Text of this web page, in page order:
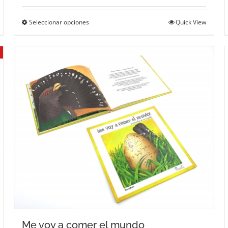
Seleccionar opciones
Las
opciones
se
pueden
elegir
en
la
página
de
producto
Quick View
Me voy a comer el mundo